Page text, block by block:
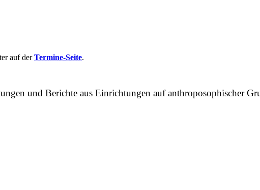
auf derTermine-Seite.
und Berichte aus Einrichtungen auf anthroposophischer